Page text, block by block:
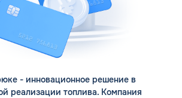
- инновационное решение в
реализации топлива. Компания